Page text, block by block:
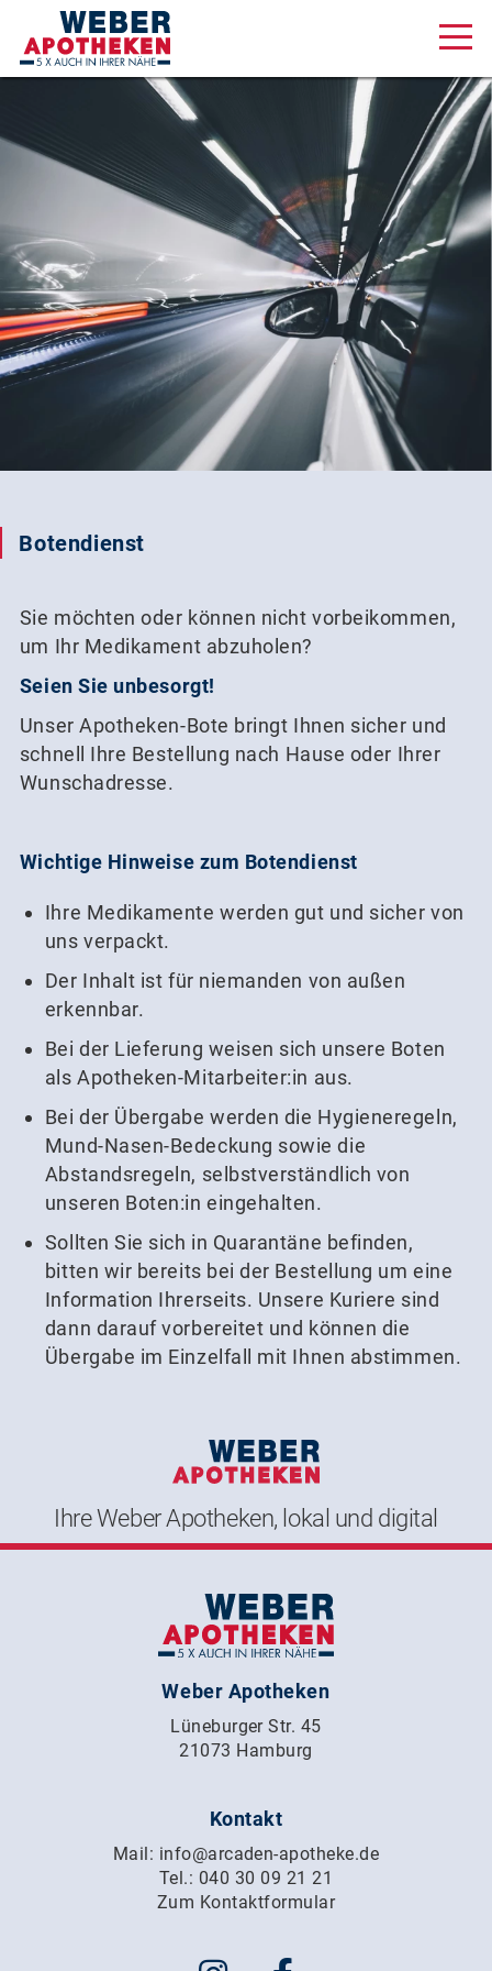
Aktuelles & Angebote
Unsere Serviceleistungen
Medizinisches Cannabis
Über uns
Karriere
Online Shop
Botendienst
Sie möchten oder können nicht vorbeikommen,
um Ihr Medikament abzuholen?
Seien Sie unbesorgt!
Unser Apotheken-Bote bringt Ihnen sicher und
schnell Ihre Bestellung nach Hause oder Ihrer
Wunschadresse.
Wichtige Hinweise zum Botendienst
Ihre Medikamente werden gut und sicher von
uns verpackt.
Der Inhalt ist für niemanden von außen
erkennbar.
Bei der Lieferung weisen sich unsere Boten
als Apotheken-Mitarbeiter:in aus.
Bei der Übergabe werden die Hygieneregeln,
Mund-Nasen-Bedeckung sowie die
Abstandsregeln, selbstverständlich von
unseren Boten:in eingehalten.
Sollten Sie sich in Quarantäne befinden,
bitten wir bereits bei der Bestellung um eine
Information Ihrerseits. Unsere Kuriere sind
dann darauf vorbereitet und können die
Übergabe im Einzelfall mit Ihnen abstimmen.
Ihre Weber Apotheken, lokal und digital
Weber Apotheken
Lüneburger Str. 45
21073 Hamburg
Kontakt
Mail: info@arcaden-apotheke.de
Tel.: 040 30 09 21 21
Zum Kontaktformular